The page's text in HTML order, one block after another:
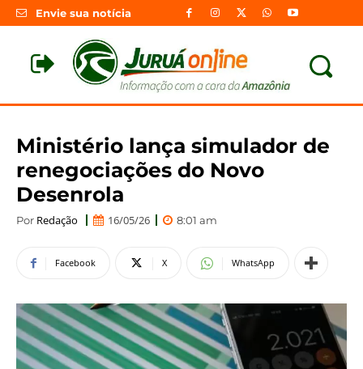
Envie sua notícia
Ministério lança simulador de
renegociações do Novo
Desenrola
Por Redação 16/05/26 8:01 am
Facebook X WhatsApp